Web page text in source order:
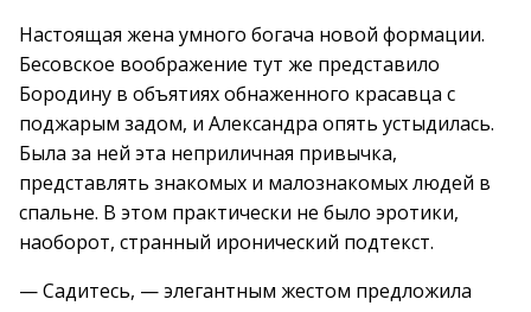
Настоящая жена умного богача новой формации.
Бесовское воображение тут же представило
Бородину в объятиях обнаженного красавца с
поджарым задом, и Александра опять устыдилась.
Была за ней эта неприличная привычка,
представлять знакомых и малознакомых людей в
спальне. В этом практически не было эротики,
наоборот, странный иронический подтекст.
— Садитесь, — элегантным жестом предложила